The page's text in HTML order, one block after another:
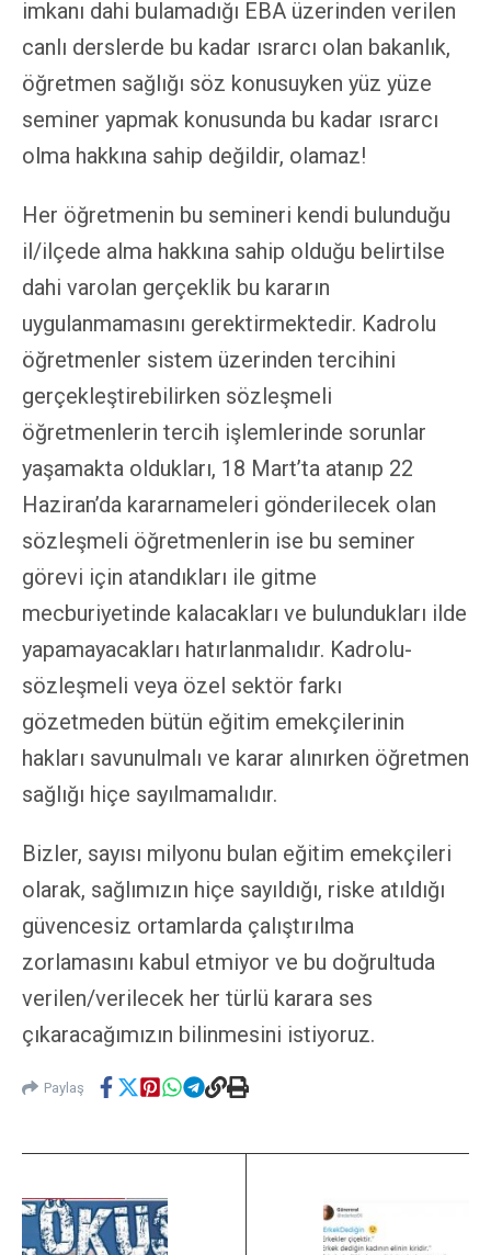
imkanı dahi bulamadığı EBA üzerinden verilen
canlı derslerde bu kadar ısrarcı olan bakanlık,
öğretmen sağlığı söz konusuyken yüz yüze
seminer yapmak konusunda bu kadar ısrarcı
olma hakkına sahip değildir, olamaz!
Her öğretmenin bu semineri kendi bulunduğu
il/ilçede alma hakkına sahip olduğu belirtilse
dahi varolan gerçeklik bu kararın
uygulanmamasını gerektirmektedir. Kadrolu
öğretmenler sistem üzerinden tercihini
gerçekleştirebilirken sözleşmeli
öğretmenlerin tercih işlemlerinde sorunlar
yaşamakta oldukları, 18 Mart’ta atanıp 22
Haziran’da kararnameleri gönderilecek olan
sözleşmeli öğretmenlerin ise bu seminer
görevi için atandıkları ile gitme
mecburiyetinde kalacakları ve bulundukları ilde
yapamayacakları hatırlanmalıdır. Kadrolu-
sözleşmeli veya özel sektör farkı
gözetmeden bütün eğitim emekçilerinin
hakları savunulmalı ve karar alınırken öğretmen
sağlığı hiçe sayılmamalıdır.
Bizler, sayısı milyonu bulan eğitim emekçileri
olarak, sağlımızın hiçe sayıldığı, riske atıldığı
güvencesiz ortamlarda çalıştırılma
zorlamasını kabul etmiyor ve bu doğrultuda
verilen/verilecek her türlü karara ses
çıkaracağımızın bilinmesini istiyoruz.
Paylaş